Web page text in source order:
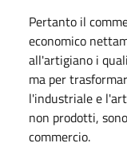
Pertanto il
economico
all'artigiano i
ma per
l'industriale e
non prodotti,
commercio.